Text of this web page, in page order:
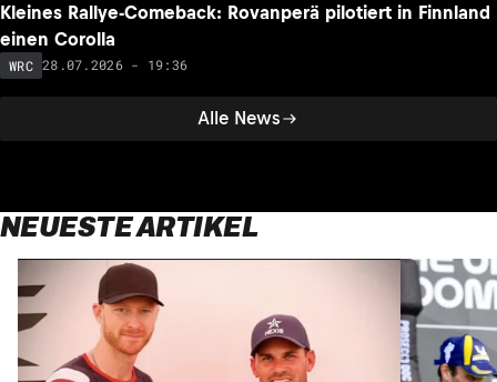
Alle News
Kleines Rallye-Comeback: Rovanperä pilotiert in Finnland
einen Corolla
WRC 28.07.2026 - 19:36
NEUESTE ARTIKEL